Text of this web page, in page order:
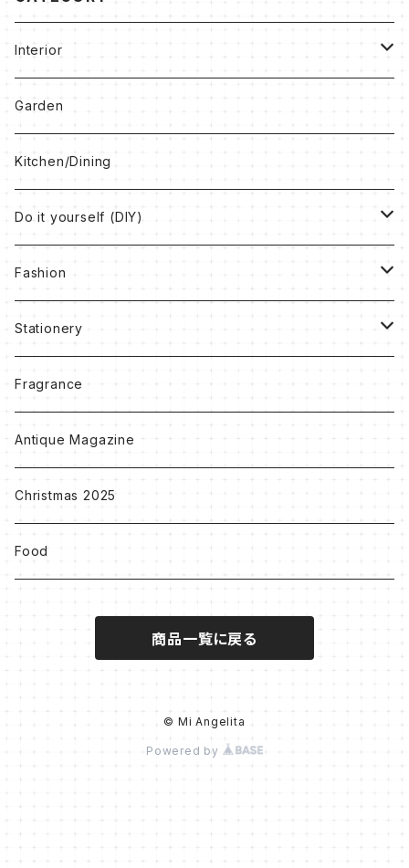
Interior
Clocks
Box
Book
Rug
Others
Garden
Kitchen/Dining
Do it yourself (DIY)
Vintage Paint
Antique Wax
Fashion
Bag
Accessory
Clothes
Stationery
Notebook
Ribbon
Others
Fragrance
Antique Magazine
Christmas 2025
Food
商品一覧に戻る
© Mi Angelita
Powered by